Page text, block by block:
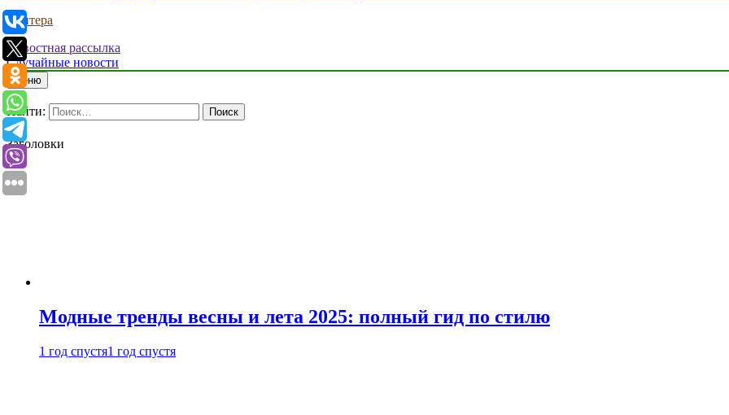
Свитера
Новостная рассылка
Случайные новости
Меню
Найти:
Заголовки
Модные тренды весны и лета 2025: полный гид по стилю
1 год спустя1 год спустя